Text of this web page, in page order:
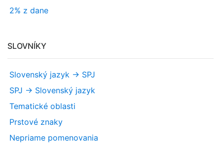
2% z dane
SLOVNÍKY
Slovenský jazyk -> SPJ
SPJ -> Slovenský jazyk
Tematické oblasti
Prstové znaky
Nepriame pomenovania